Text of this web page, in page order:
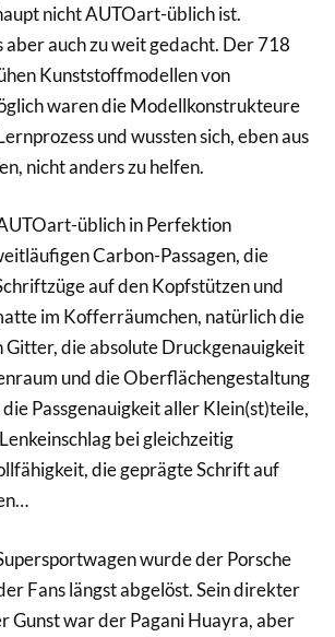
nicht AUTOart-üblich ist.
aber auch zu weit gedacht. Der 718
Kunststoffmodellen von
waren die Modellkonstrukteure
und wussten sich, eben aus
nicht anders zu helfen.
üblich in Perfektion
Carbon-Passagen, die
auf den Kopfstützen und
im Kofferräumchen, natürlich die
die absolute Druckgenauigkeit
und die Oberflächengestaltung
Passgenauigkeit aller Klein(st)teile,
bei gleichzeitig
die geprägte Schrift auf
wurde der Porsche
Fans längst abgelöst. Sein direkter
Gunst war der Pagani Huayra, aber